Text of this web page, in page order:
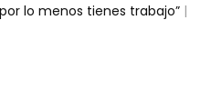
lo menos tienes trabajo”|